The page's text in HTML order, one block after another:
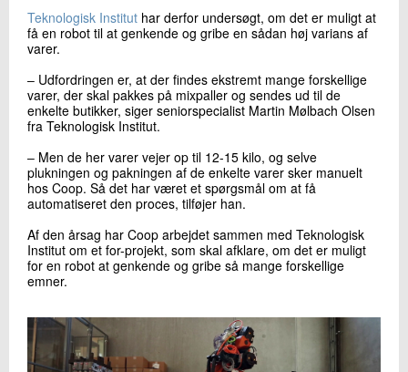
Teknologisk Institut har derfor undersøgt, om det er muligt at
få en robot til at genkende og gribe en sådan høj varians af
varer.
‒ Udfordringen er, at der findes ekstremt mange forskellige
varer, der skal pakkes på mixpaller og sendes ud til de
enkelte butikker, siger seniorspecialist Martin Mølbach Olsen
fra Teknologisk Institut.
‒ Men de her varer vejer op til 12-15 kilo, og selve
plukningen og pakningen af de enkelte varer sker manuelt
hos Coop. Så det har været et spørgsmål om at få
automatiseret den proces, tilføjer han.
Af den årsag har Coop arbejdet sammen med Teknologisk
Institut om et for-projekt, som skal afklare, om det er muligt
for en robot at genkende og gribe så mange forskellige
emner.